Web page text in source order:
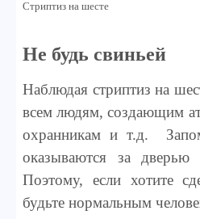
Стриптиз на шесте
Не будь свиньей
Наблюдая стриптиз на
всем людям, создающим
охранникам и т.д.
оказываются за
Поэтому, если хотите
будьте нормальным